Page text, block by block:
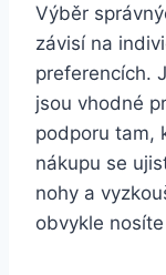
Výběr
závisí ⁢na
preferencích.
jsou vhodné
podporu tam,
nákupu se
nohy‌ a
obvykle‌